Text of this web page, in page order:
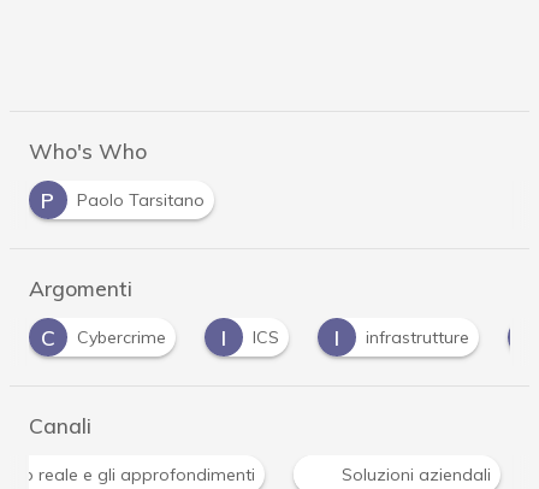
Who's Who
P
Paolo Tarsitano
Argomenti
I ICS I infrastrutture I
Canali
le ultime news in tempo reale e gli approfondimenti